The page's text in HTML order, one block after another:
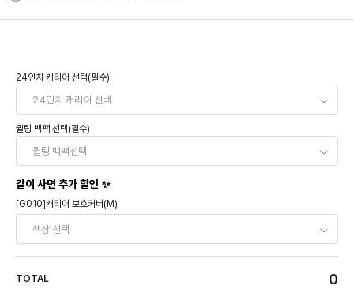
24인치 캐리어 선택(필수)
퀼팅 백팩 선택(필수)
같이 사면 추가 할인 ✨
[G010]캐리어 보호커버(M)
TOTAL 0